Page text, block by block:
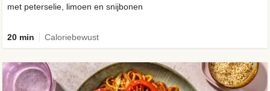
met peterselie, limoen en snijbonen
20 min Caloriebewust